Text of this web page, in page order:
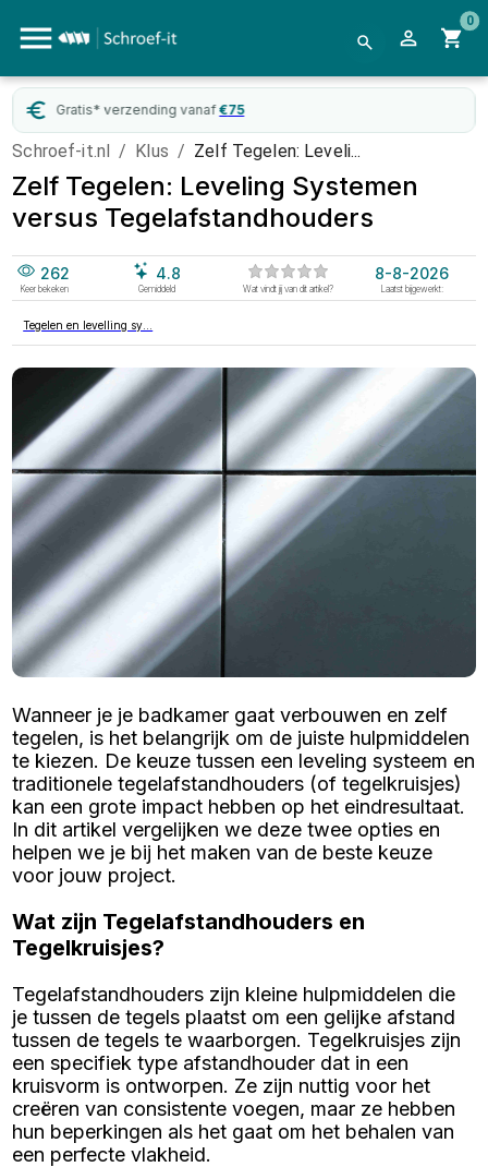
0
vanaf €75
Schroef-it.nl / Klus / Zelf Tegelen: Leveli...
Zelf Tegelen: Leveling Systemen
versus Tegelafstandhouders
262
Keer bekeken
4.8
Gemiddeld Wat vindt jij van dit artikel?
8-8-2026
Laatst bijgewerkt:
Tegelen en levelling sy...
Wanneer je je badkamer gaat verbouwen en zelf
tegelen, is het belangrijk om de juiste hulpmiddelen
te kiezen. De keuze tussen een leveling systeem en
traditionele tegelafstandhouders (of tegelkruisjes)
kan een grote impact hebben op het eindresultaat.
In dit artikel vergelijken we deze twee opties en
helpen we je bij het maken van de beste keuze
voor jouw project.
Wat zijn Tegelafstandhouders en
Tegelkruisjes?
Tegelafstandhouders zijn kleine hulpmiddelen die
je tussen de tegels plaatst om een gelijke afstand
tussen de tegels te waarborgen. Tegelkruisjes zijn
een specifiek type afstandhouder dat in een
kruisvorm is ontworpen. Ze zijn nuttig voor het
creëren van consistente voegen, maar ze hebben
hun beperkingen als het gaat om het behalen van
een perfecte vlakheid.